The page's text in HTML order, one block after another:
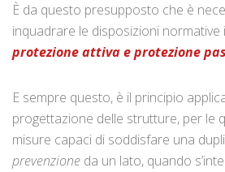
È da questo presupposto che è
inquadrare le disposizioni normative
protezione attiva e protezione
E sempre questo, è il principio
progettazione delle strutture, per le
misure capaci di soddisfare una
prevenzione da un lato, quando